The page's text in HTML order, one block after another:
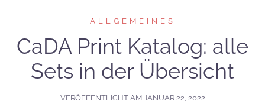
ALLGEMEINES
CaDA Print Katalog: alle
Sets in der Übersicht
VERÖFFENTLICHT AM JANUAR 22, 2022